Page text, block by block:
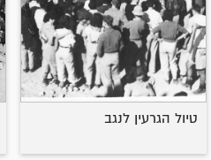
טיול הגרעין לנגב